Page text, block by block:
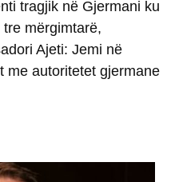
tragjik në Gjermani ku
tre mërgimtarë,
Ajeti: Jemi në
me autoritetet gjermane